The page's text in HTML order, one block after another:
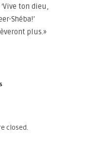
ton dieu,
Shéba!’
plus.»
closed.